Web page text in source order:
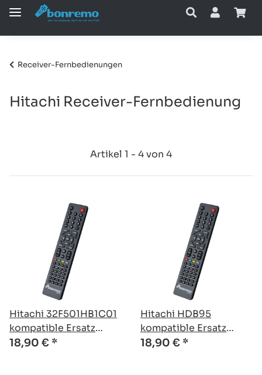
Receiver-Fernbedienungen
Hitachi Receiver-Fernbedienung
Artikel 1 - 4 von 4
Hitachi 32F501HB1C01
kompatible Ersatz
Fernbedienung
18,90 € *
Hitachi HDB95
kompatible Ersatz
Fernbedienung
18,90 € *